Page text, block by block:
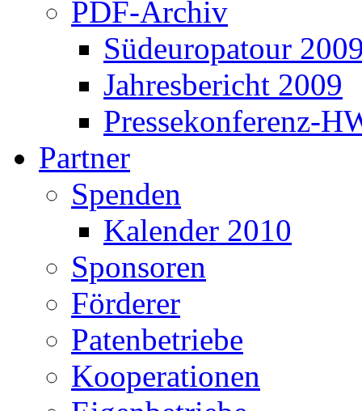
PDF-Archiv
Südeuropatour
Jahresbericht 2009
Pressekonferenz-
Partner
Spenden
Kalender 2010
Sponsoren
Förderer
Patenbetriebe
Kooperationen